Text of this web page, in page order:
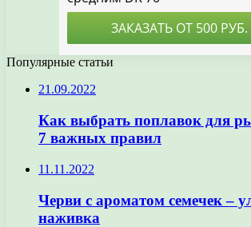
Популярные статьи
21.09.2022
Как выбрать поплавок для
7 важных правил
11.11.2022
Черви с ароматом семечек –
наживка